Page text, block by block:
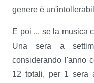
genere è
E poi ... se la musica
Una sera a
considerando l'anno
12 totali, per 1 sera